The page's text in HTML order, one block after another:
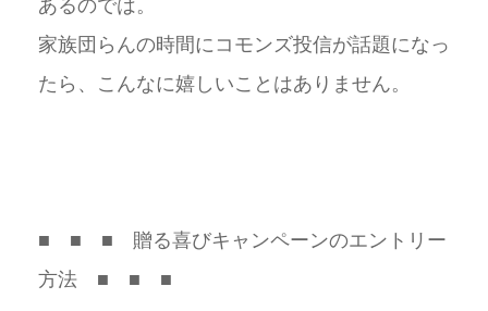
あるのでは。
家族団らんの時間にコモンズ投信が話題になっ
たら、こんなに嬉しいことはありません。
■ ■ ■ 贈る喜びキャンペーンのエントリー
方法 ■ ■ ■